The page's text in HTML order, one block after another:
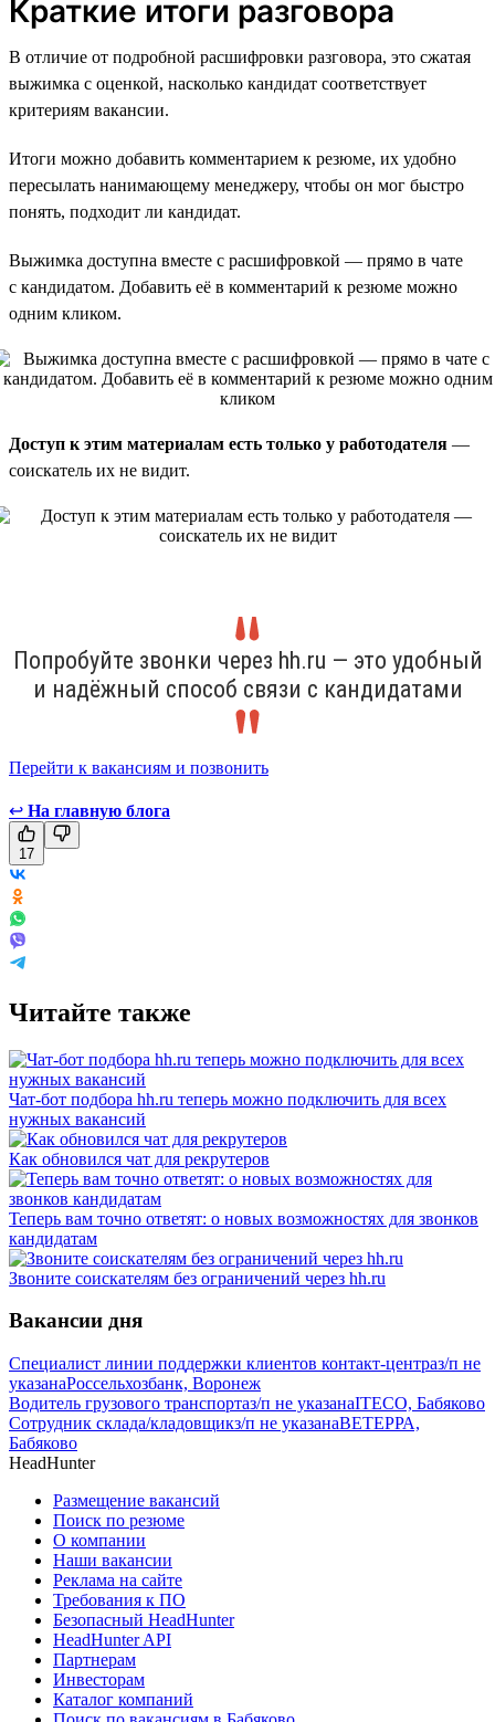
Краткие итоги разговора
В отличие от подробной расшифровки разговора, это сжатая
выжимка с оценкой, насколько кандидат соответствует
критериям вакансии.
Итоги можно добавить комментарием к резюме, их удобно
пересылать нанимающему менеджеру, чтобы он мог быстро
понять, подходит ли кандидат.
Выжимка доступна вместе с расшифровкой — прямо в чате
с кандидатом. Добавить её в комментарий к резюме можно
одним кликом.
Доступ к этим материалам есть только у работодателя —
соискатель их не видит.
Попробуйте звонки через hh.ru — это удобный
и надёжный способ связи с кандидатами
Перейти к вакансиям и позвонить
↩ На главную блога
17
Читайте также
Чат-бот подбора hh.ru теперь можно подключить для всех
нужных вакансий
Как обновился чат для рекрутеров
Теперь вам точно ответят: о новых возможностях для звонков
кандидатам
Звоните соискателям без ограничений через hh.ru
Вакансии дня
Специалист линии поддержки клиентов контакт-центраз/п не
указанаРоссельхозбанк, Воронеж
Водитель грузового транспортаз/п не указанаITECO, Бабяково
Сотрудник склада/кладовщикз/п не указанаВЕТЕРРА,
Бабяково
HeadHunter
Размещение вакансий
Поиск по резюме
О компании
Наши вакансии
Реклама на сайте
Требования к ПО
Безопасный HeadHunter
HeadHunter API
Партнерам
Инвесторам
Каталог компаний